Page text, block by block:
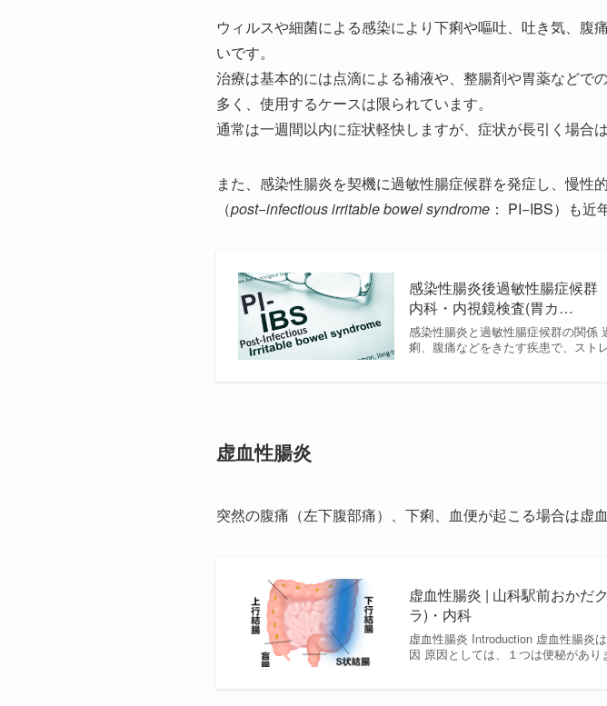
ウィルスや細菌による感染により下痢や嘔吐、吐き気、
いです。
治療は基本的には点滴による補液や、整腸剤や胃薬などで
多く、使用するケースは限られています。
通常は一週間以内に症状軽快しますが、症状が長引く場合
また、感染性腸炎を契機に過敏性腸症候群を発症し、慢
（post−infectious irritable bowel syndrome ： PI−IBS）も近
感染性腸炎後過敏性腸症候群
内科・内視鏡検査(胃カ…
感染性腸炎と過敏性腸症候群の関係
痢、腹痛などをきたす疾患で、ス
虚血性腸炎
突然の腹痛（左下腹部痛）、下痢、血便が起こる場合は虚
虚血性腸炎 | 山科駅前おかだ
ラ)・内科
虚血性腸炎 Introduction 虚血性腸炎
因 原因としては、１つは便秘があ